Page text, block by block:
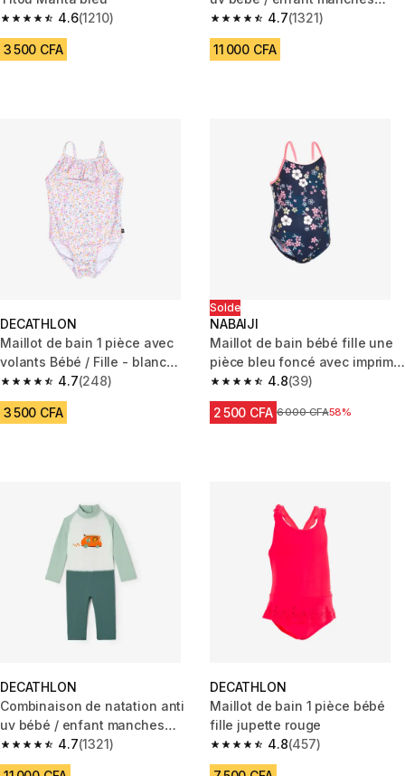
4.6
4.6 out of 5 stars from 1210 reviews
(1210)
3 500 CFA
longues rose imprimé
4.7
4.7 out of 5 stars from 1321
(1321)
11 000 CFA
DECATHLON
Maillot de bain 1 pièce avec
volants Bébé / Fille - blanc
rose imprimés fleurs
4.7
4.7 out of 5 stars from 248 reviews
(248)
3 500 CFA
Solde
NABAIJI
Maillot de bain bébé fille une
pièce bleu foncé avec imprimé
Fleurs
4.8
4.8 out of 5 stars from 39
(39)
2 500 CFA Prix avant réduction
6 000 CFA58%
DECATHLON
Combinaison de natation anti
uv bébé / enfant manches
longues bleu imprimé
4.7
4.7 out of 5 stars from 1321 reviews
(1321)
DECATHLON
Maillot de bain 1 pièce bébé
fille jupette rouge
4.8
4.8 out of 5 stars from 457
(457)